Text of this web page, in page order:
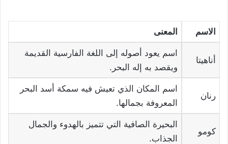
الاسم المعنى
أناهيتا
اسم يعود أصوله إلى اللغة الفارسية القديمة
ويقصد به إله البحر.
رنان
اسم المكان الذي تعيش فيه سمكة أسد البحر
المعروفة بجمالها.
كومو
البحيرة الصافية التي تتميز بالهدوء والجمال
الجذاب.